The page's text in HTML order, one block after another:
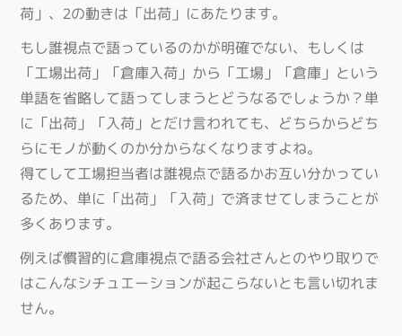
荷」、2の動きは「出荷」にあたります。
もし誰視点で語っているのかが明確でない、もしくは
「工場出荷」「倉庫入荷」から「工場」「倉庫」という
単語を省略して語ってしまうとどうなるでしょうか？単
に「出荷」「入荷」とだけ言われても、どちらからどち
らにモノが動くのか分からなくなりますよね。
得てして工場担当者は誰視点で語るかお互い分かってい
るため、単に「出荷」「入荷」で済ませてしまうことが
多くあります。
例えば慣習的に倉庫視点で語る会社さんとのやり取りで
はこんなシチュエーションが起こらないとも言い切れま
せん。